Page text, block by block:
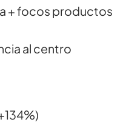
+ focos productos
al centro